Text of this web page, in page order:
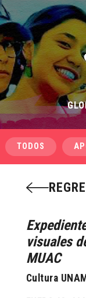
TODOS
visuales
MUAC
Cultura UNAM